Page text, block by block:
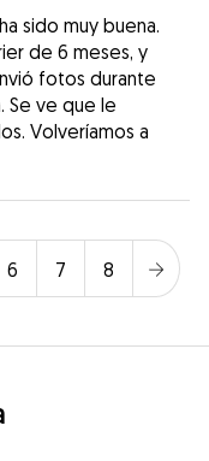
sido muy buena.
de 6 meses, y
fotos durante
Se ve que le
Volveríamos a
6 7 8